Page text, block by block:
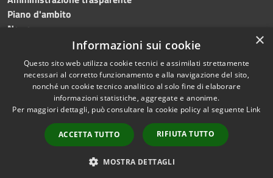
Piano d'ambito
News
Accessibilità
Copyright © 2023 •
Trapani provincia nord•
Powered
byMunicipium•Redazione
×
Informazioni sui cookie
Questo sito web utilizza cookie tecnici e assimilati strettamente
necessari al corretto funzionamento e alla navigazione del sito,
nonché un cookie tecnico analitico al solo fine di elaborare
informazioni statistiche, aggregate e anonime.
Per maggiori dettagli, può consultare la cookie policy al seguente Link
ACCETTA TUTTO RIFIUTA TUTTO
MOSTRA DETTAGLI